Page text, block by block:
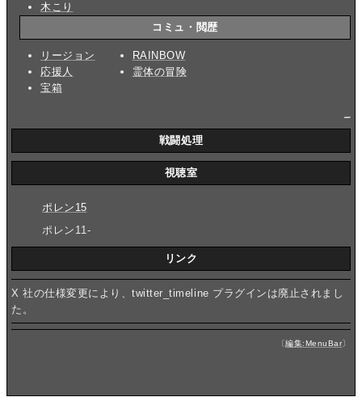
木こり
コミュ・閲歴
リージョン
応援人
宝箱
RAINBOW
霊体の冒険
戦闘処理
視聴室
ポレン15
ポレン11-
リンク
X 社の仕様変更により、twitter_timeline プラグインは廃止されまし
た。
〔編集:MenuBar〕